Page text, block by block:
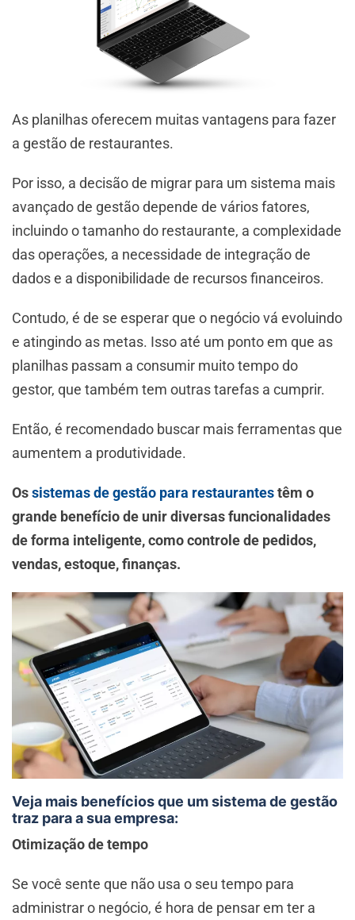
As planilhas oferecem muitas vantagens para fazer
a gestão de restaurantes.
Por isso, a decisão de migrar para um sistema mais
avançado de gestão depende de vários fatores,
incluindo o tamanho do restaurante, a complexidade
das operações, a necessidade de integração de
dados e a disponibilidade de recursos financeiros.
Contudo, é de se esperar que o negócio vá evoluindo
e atingindo as metas. Isso até um ponto em que as
planilhas passam a consumir muito tempo do
gestor, que também tem outras tarefas a cumprir.
Então, é recomendado buscar mais ferramentas que
aumentem a produtividade.
Ossistemas de gestão para restaurantestêm o
grande benefício de unir diversas funcionalidades
de forma inteligente, como controle de pedidos,
vendas, estoque, finanças.
Veja mais benefícios que um sistema de gestão
traz para a sua empresa:
Otimização de tempo
Se você sente que não usa o seu tempo para
administrar o negócio, é hora de pensar em ter a